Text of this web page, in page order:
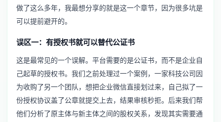
做了这么多年，我最想分享的就是这一个章节，因为很多坑是
可以提前避开的。
误区一：有授权书就可以替代公证书
这是最常见的一个误解。平台需要的是公证书，而不是企业自
己起草的授权书。我们之前处理过一个案例，一家科技公司因
为收购了另一个团队，想把企业微信直接划过来，自己拟了一
份授权协议盖了公章就提交上去，结果审核秒拒。后来我们帮
他们分析了原主体与新主体之间的股权关系，发现其实需要通